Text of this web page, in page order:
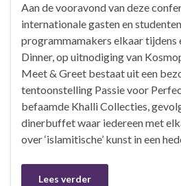
Aan de vooravond van deze
internationale gasten en
programmamakers elkaar tijdens
Dinner, op uitnodiging van
Meet & Greet bestaat uit een
tentoonstelling Passie voor
befaamde Khalli Collecties,
dinerbuffet waar iedereen met
over ‘islamitische’ kunst in een
Lees verder